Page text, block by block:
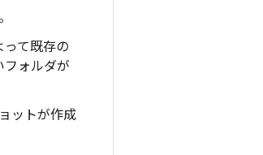
て既存の
フォルダが
ットが作成